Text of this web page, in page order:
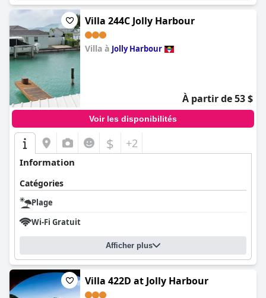
Villa 244C Jolly Harbour
Villa à Jolly Harbour
À partir de 53 $
Voir les disponibilités
$ +2
Information
Catégories
Plage
Wi-Fi Gratuit
Afficher plus
Villa 422D at Jolly Harbour